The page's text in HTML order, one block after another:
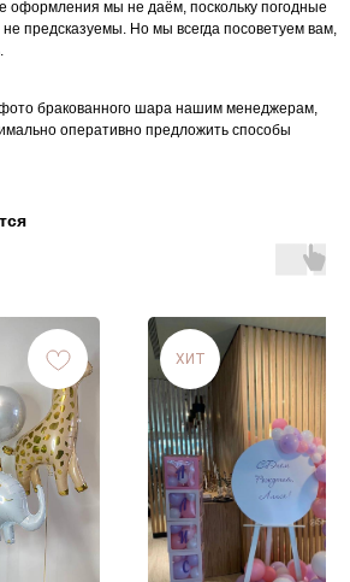
оформления мы не даём, поскольку погодные
не предсказуемы. Но мы всегда посоветуем вам,
бракованного шара нашим менеджерам,
оперативно предложить способы
ХИТ